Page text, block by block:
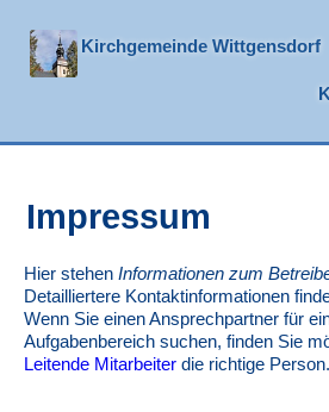
Kirchgemeinde Wittgensdorf
Impressum
Hier stehen Informationen zum
Detailliertere Kontaktinformationen
Wenn Sie einen Ansprechpartner für
Aufgabenbereich suchen, finden Sie
Leitende Mitarbeiter die richtige Person.